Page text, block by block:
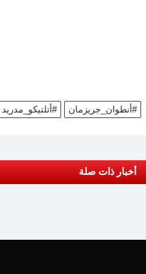
#أتلتيكو_مدريد #أنطوان_جريزمان
أخبار ذات صلة